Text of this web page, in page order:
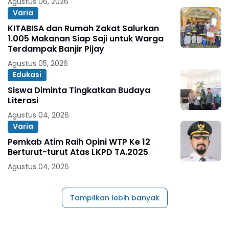
Varia
KITABISA dan Rumah Zakat Salurkan
1.005 Makanan Siap Saji untuk Warga
Terdampak Banjir Pijay
Agustus 05, 2026
Edukasi
Siswa Diminta Tingkatkan Budaya
Literasi
Agustus 04, 2026
Varia
Pemkab Atim Raih Opini WTP Ke 12
Berturut-turut Atas LKPD TA.2025
Agustus 04, 2026
Tampilkan lebih banyak